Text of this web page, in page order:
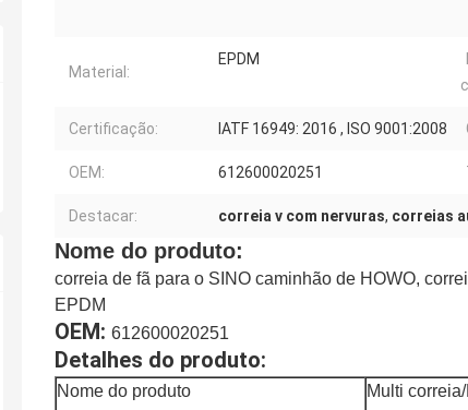
Material:
EPDM
Certificação: IATF 16949: 2016 , ISO 9001:2008
OEM: 612600020251
Destacar: correia v com nervuras, correias
Nome do produto:
correia de fã para o SINO caminhão de HOWO,
EPDM
OEM: 612600020251
Detalhes do produto:
Nome do produto
Multi